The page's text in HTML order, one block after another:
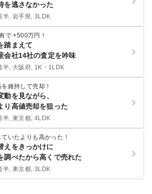
を逃さなかった
半, 岩手県, 3LDK
で +500万円！
踏まえて
会社14社の査定を吟味
半, 大阪府, 1K・1LDK
維持して売却！
動を見ながら、
り高値売却を狙った
半, 東京都, 4LDK
いたよりも高かった！
えをきっかけに
調べたから高くで売れた
半, 東京都, 3LDK